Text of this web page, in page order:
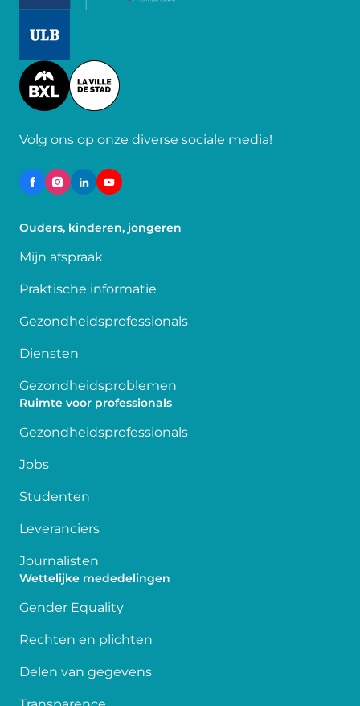
Image
Volg ons op onze diverse sociale media!
Ouders, kinderen, jongeren
Mijn afspraak
Praktische informatie
Gezondheidsprofessionals
Diensten
Gezondheidsproblemen
Ruimte voor professionals
Gezondheidsprofessionals
Jobs
Studenten
Leveranciers
Journalisten
Wettelijke mededelingen
Gender Equality
Rechten en plichten
Delen van gegevens